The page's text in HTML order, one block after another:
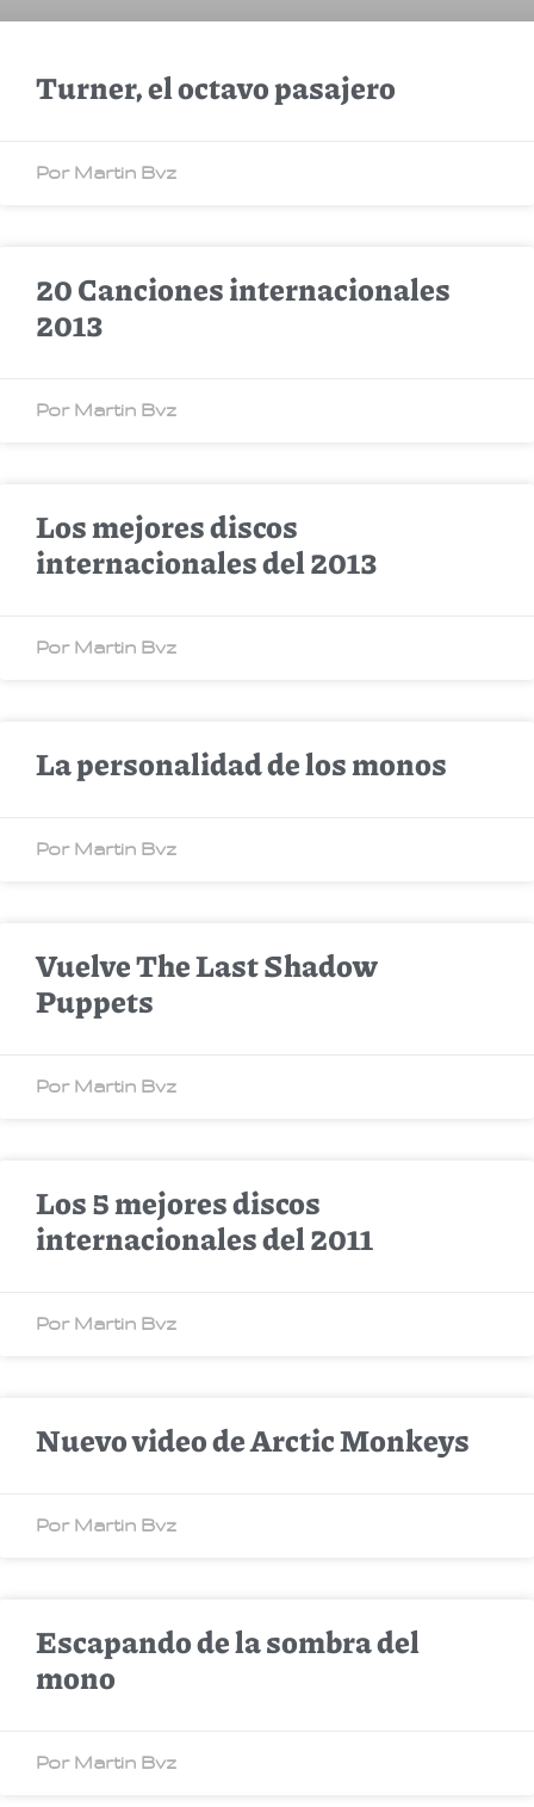
Turner, el octavo pasajero
Por Martin Bvz
20 Canciones internacionales
2013
Por Martin Bvz
Los mejores discos
internacionales del 2013
Por Martin Bvz
La personalidad de los monos
Por Martin Bvz
Vuelve The Last Shadow
Puppets
Por Martin Bvz
Los 5 mejores discos
internacionales del 2011
Por Martin Bvz
Nuevo video de Arctic Monkeys
Por Martin Bvz
Escapando de la sombra del
mono
Por Martin Bvz